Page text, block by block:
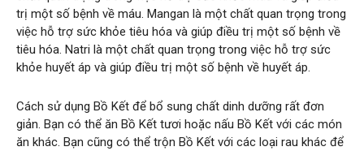
trị một số bệnh về máu. Mangan là một chất quan trọng trong
việc hỗ trợ sức khỏe tiêu hóa và giúp điều trị một số bệnh về
tiêu hóa. Natri là một chất quan trọng trong việc hỗ trợ sức
khỏe huyết áp và giúp điều trị một số bệnh về huyết áp.
Cách sử dụng Bồ Kết để bổ sung chất dinh dưỡng rất đơn
giản. Bạn có thể ăn Bồ Kết tươi hoặc nấu Bồ Kết với các món
ăn khác. Bạn cũng có thể trộn Bồ Kết với các loại rau khác để